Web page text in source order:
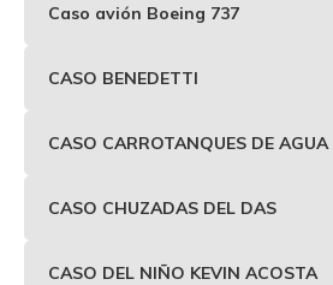
Caso avión Boeing 737
CASO BENEDETTI
CASO CARROTANQUES DE AGUA
CASO CHUZADAS DEL DAS
CASO DEL NIÑO KEVIN ACOSTA